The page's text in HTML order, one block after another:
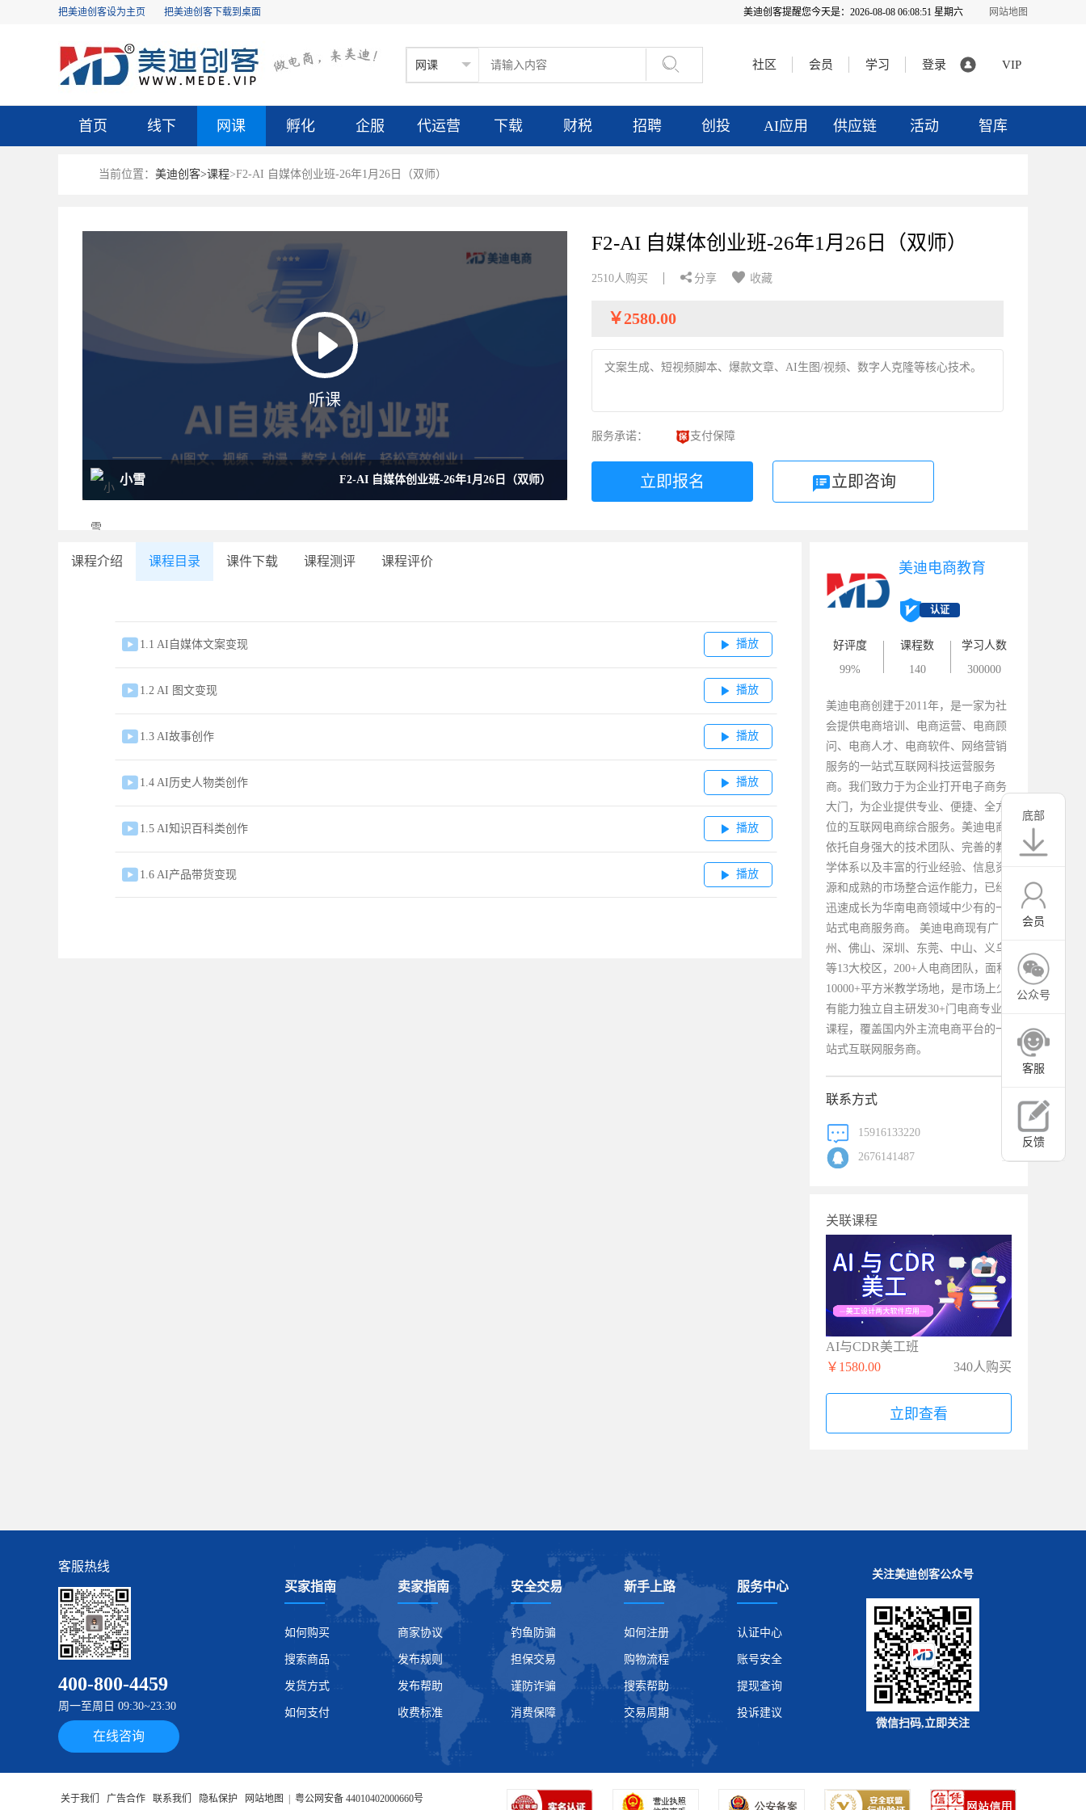
底部
会员
公众号
客服
反馈
把美迪创客设为主页 把美迪创客下载到桌面 美迪创客提醒您今天是： 2026-08-08 06:08:51 星期六 网站地图
 社区 会员 学习 登录 VIP
首页 线下 网课 孵化 企服 代运营 下载 财税 招聘 创投 AI应用 供应链 活动 智库
当前位置： 美迪创客>课程>F2-AI 自媒体创业班-26年1月26日（双师）
听课
小雪 F2-AI 自媒体创业班-26年1月26日（双师）
F2-AI 自媒体创业班-26年1月26日（双师）
2510人购买  分享  收藏
￥2580.00
文案生成、短视频脚本、爆款文章、AI生图/视频、数字人克隆等核心技术。
服务承诺： 支付保障
立即报名 立即咨询
课程介绍 课程目录 课件下载 课程测评 课程评价
 1.1 AI自媒体文案变现  播放
 1.2 AI 图文变现  播放
 1.3 AI故事创作  播放
 1.4 AI历史人物类创作  播放
 1.5 AI知识百科类创作  播放
 1.6 AI产品带货变现  播放
美迪电商教育
认证
好评度
99%
课程数
140
学习人数
300000
美迪电商创建于2011年，是一家为社
会提供电商培训、电商运营、电商顾
问、电商人才、电商软件、网络营销
服务的一站式互联网科技运营服务
商。我们致力于为企业打开电子商务
大门，为企业提供专业、便捷、全方
位的互联网电商综合服务。美迪电商
依托自身强大的技术团队、完善的教
学体系以及丰富的行业经验、信息资
源和成熟的市场整合运作能力，已经
迅速成长为华南电商领域中少有的一
站式电商服务商。 美迪电商现有广
州、佛山、深圳、东莞、中山、义乌
等13大校区，200+人电商团队，面积
10000+平方米教学场地，是市场上少
有能力独立自主研发30+门电商专业
课程，覆盖国内外主流电商平台的一
站式互联网服务商。
联系方式
15916133220
2676141487
关联课程
AI与CDR美工班
￥1580.00
340人购买
立即查看
客服热线
400-800-4459
周一至周日 09:30~23:30
在线咨询
买家指南
如何购买
搜索商品
发货方式
如何支付
卖家指南
商家协议
发布规则
发布帮助
收费标准
安全交易
钓鱼防骗
担保交易
谨防诈骗
消费保障
新手上路
如何注册
购物流程
搜索帮助
交易周期
服务中心
认证中心
账号安全
提现查询
投诉建议
关注美迪创客公众号
微信扫码,立即关注
关于我们 广告合作 联系我们 隐私保护 网站地图 粤公网安备 44010402000660号